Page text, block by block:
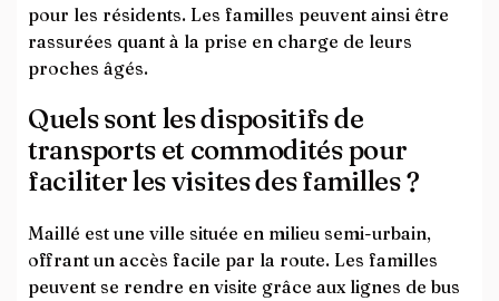
pour les résidents. Les familles peuvent ainsi être
rassurées quant à la prise en charge de leurs
proches âgés.
Quels sont les dispositifs de
transports et commodités pour
faciliter les visites des familles ?
Maillé est une ville située en milieu semi-urbain,
offrant un accès facile par la route. Les familles
peuvent se rendre en visite grâce aux lignes de bus